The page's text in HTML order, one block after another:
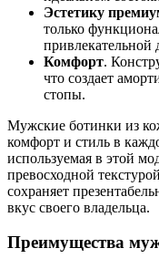
Эстетику
только
привлекательной
Комфорт.
что создает
стопы.
Мужские ботинки из
комфорт и стиль в
используемая в этой
превосходной
сохраняет
вкус своего владельца.
Преимущества